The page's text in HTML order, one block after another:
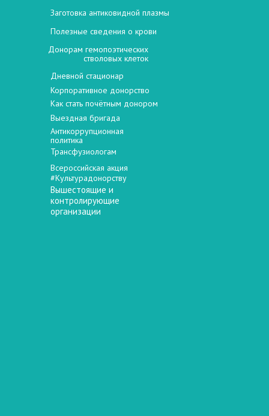
Полезные сведения о крови
Заготовка антиковидной плазмы
Донорам гемопоэтических
стволовых клеток
Дневной стационар
Выездная бригада
Трансфузиологам
Корпоративное донорство
Антикоррупционная
политика
Всероссийская акция
#Культурадонорству
Как стать почётным донором
Вышестоящие и
контролирующие
организации